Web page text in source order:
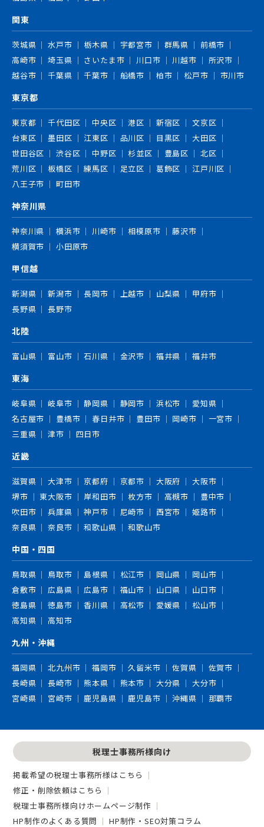
関東
茨城県 水戸市 栃木県 宇都宮市 群馬県
前橋市
高崎市
埼玉県 さいたま市 川口市 川越市
所沢市
越谷市
千葉県 千葉市 船橋市 柏市 松戸市 市川市
東京都
東京都 千代田区 中央区 港区 新宿区
文京区
台東区
墨田区 江東区 品川区 目黒区
大田区
世田谷区
渋谷区 中野区 杉並区 豊島区
北区
荒川区
板橋区 練馬区 足立区 葛飾区
江戸川区
八王子市
町田市
神奈川県
神奈川県 横浜市 川崎市 相模原市
藤沢市
横須賀市
小田原市
甲信越
新潟県 新潟市 長岡市 上越市 山梨県
甲府市
長野県
長野市
北陸
富山県 富山市 石川県 金沢市 福井県 福井市
東海
岐阜県 岐阜市 静岡県 静岡市 浜松市
愛知県
名古屋市
豊橋市 春日井市 豊田市 岡崎市
一宮市
三重県
津市 四日市
近畿
滋賀県 大津市 京都府 京都市 大阪府
大阪市
堺市
東大阪市 岸和田市 枚方市 高槻市
豊中市
吹田市
兵庫県 神戸市 尼崎市 西宮市
姫路市
奈良県
奈良市 和歌山県 和歌山市
中国・四国
鳥取県 鳥取市 島根県 松江市 岡山県
岡山市
倉敷市
広島県 広島市 福山市 山口県
山口市
徳島県
徳島市 香川県 高松市 愛媛県
松山市
高知県
高知市
九州・沖縄
福岡県 北九州市 福岡市 久留米市 佐賀県
佐賀市
長崎県
長崎市 熊本県 熊本市 大分県
大分市
宮崎県
宮崎市 鹿児島県 鹿児島市 沖縄県 那覇市
税理士事務所様向け
掲載希望の税理士事務所様はこちら
修正・削除依頼はこちら
税理士事務所様向けホームページ制作
HP制作のよくある質問
HP制作・SEO対策コラム